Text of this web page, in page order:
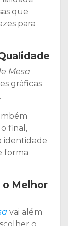
que
para
Mesa
gráficas
final,
identidade
forma
o Melhor
vai além